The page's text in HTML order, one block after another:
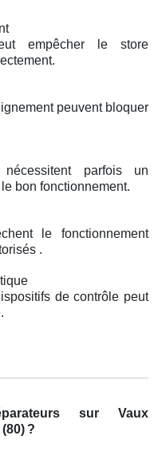
empêcher le store
peuvent bloquer
parfois un
bon fonctionnement.
le fonctionnement
.
de contrôle peut
sur Vaux
?